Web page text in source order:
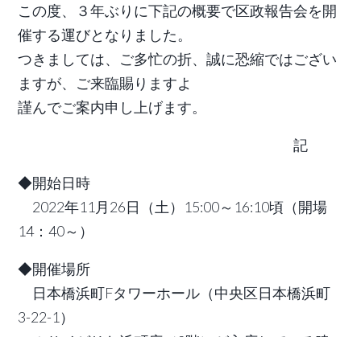
この度、３年ぶりに下記の概要で区政報告会を開
催する運びとなりました。
つきましては、ご多忙の折、誠に恐縮ではござい
ますが、ご来臨賜りますよ
謹んでご案内申し上げます。
記
◆開始日時
2022年11月26日（土）15:00～16:10頃（開場
14：40～）
◆開催場所
日本橋浜町Fタワーホール（中央区日本橋浜町
3-22-1）